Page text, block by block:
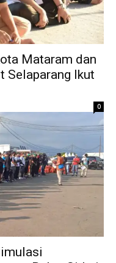
Mataram dan
Selaparang Ikut
0